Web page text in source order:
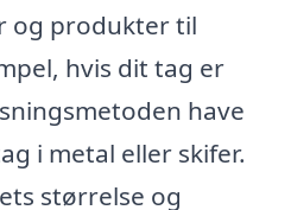
og produkter til
hvis dit tag er
have
i metal eller skifer.
størrelse og